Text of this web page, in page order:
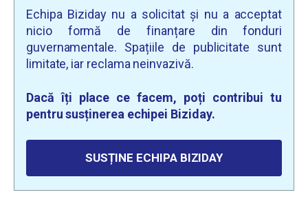
Echipa Biziday nu a solicitat și nu a acceptat
nicio formă de finanțare din fonduri
guvernamentale. Spațiile de publicitate sunt
limitate, iar reclama neinvazivă.
Dacă îți place ce facem, poți contribui tu
pentru susținerea echipei Biziday.
SUSȚINE ECHIPA BIZIDAY